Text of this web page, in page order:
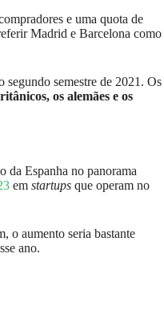
e uma quota de
Madrid e Barcelona como
segundo semestre de 2021. Os
os alemães e os
da Espanha no panorama
em startups que operam no
o aumento seria bastante
ano.